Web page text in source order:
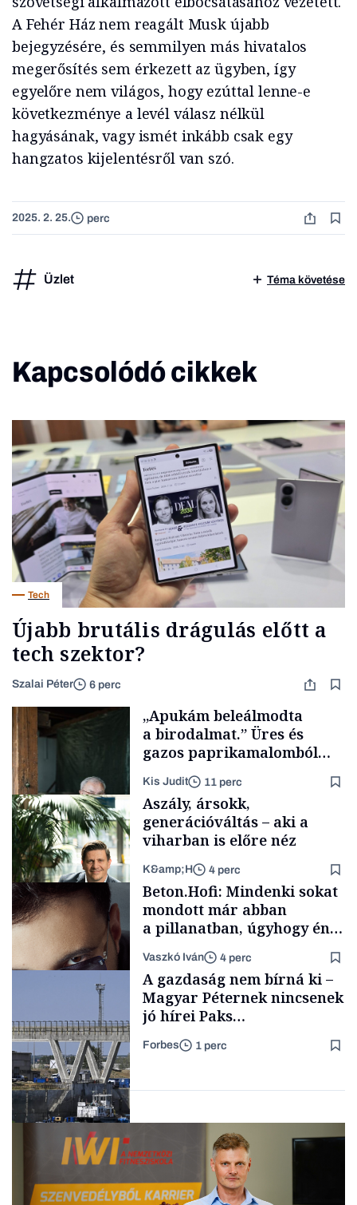
A Fehér Ház nem reagált Musk újabb
bejegyzésére, és semmilyen más hivatalos
megerősítés sem érkezett az ügyben, így
egyelőre nem világos, hogy ezúttal lenne-e
következménye a levél válasz nélkül
hagyásának, vagy ismét inkább csak egy
hangzatos kijelentésről van szó.
2025. 2. 25. perc
Üzlet Téma követése
Kapcsolódó cikkek
Tech
Újabb brutális drágulás előtt a
tech szektor?
Szalai Péter 6 perc
Családi
vállalkozások
„Apukám beleálmodta
a birodalmat.” Üres és
gazos paprikamalomból
lett az igazi családi
fűszersztori
Kis Judit 11 perc
TÁMOGATÓI
Aszály, ársokk,
generációváltás – aki a
viharban is előre néz
K&amp;H 4 perc
Forbes-sztori
Beton.Hofi: Mindenki sokat
mondott már abban
a pillanatban, úgyhogy én
a legsarkosabb
gondolataimat akartam
kimondani
Vaszkó Iván 4 perc
A gazdaság nem bírná ki –
Magyar Péternek nincsenek
jó hírei Paks
újraindításáról
Forbes 1 perc